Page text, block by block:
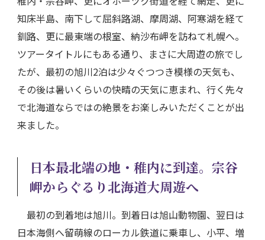
知床半島、南下して屈斜路湖、摩周湖、阿寒湖を経て
釧路、更に最東端の根室、納沙布岬を訪ねて札幌へ。
ツアータイトルにもある通り、まさに大周遊の旅でし
たが、最初の旭川2泊は少々ぐつつき模様の天気も、
その後は暑いくらいの快晴の天気に恵まれ、行く先々
で北海道ならではの絶景をお楽しみいただくことが出
来ました。
日本最北端の地・稚内に到達。宗谷
岬からぐるり北海道大周遊へ
最初の到着地は旭川。到着日は旭山動物園、翌日は
日本海側へ留萌線のローカル鉄道に乗車し、小平、増